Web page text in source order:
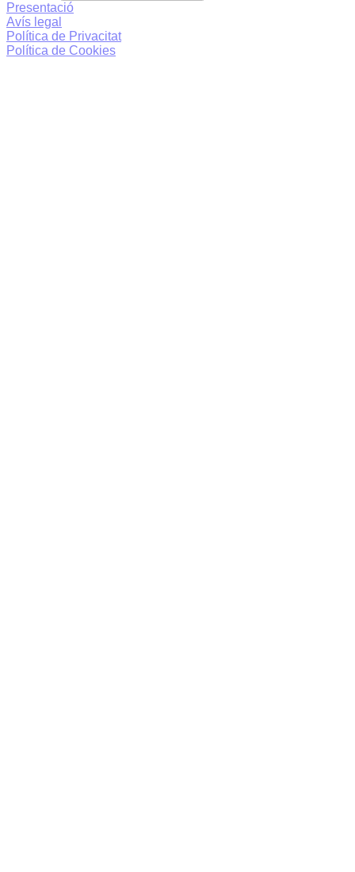
Presentació
Avís legal
Política de Privacitat
Política de Cookies